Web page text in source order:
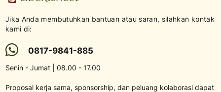
Jika Anda membutuhkan bantuan atau saran, silahkan kontak
kami di:
0817-9841-885
Senin - Jumat | 08.00 - 17.00
Proposal kerja sama, sponsorship, dan peluang kolaborasi dapat